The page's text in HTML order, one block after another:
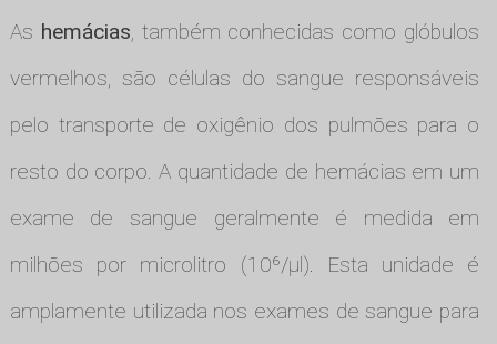
As hemácias, também conhecidas como glóbulos
vermelhos, são células do sangue responsáveis
pelo transporte de oxigênio dos pulmões para o
resto do corpo. A quantidade de hemácias em um
exame de sangue geralmente é medida em
milhões por microlitro (10⁶/µl). Esta unidade é
amplamente utilizada nos exames de sangue para